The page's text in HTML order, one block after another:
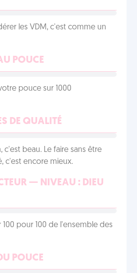
les VDM, c'est comme un
POUCE
pouce sur 1000
DE QUALITÉ
c'est beau. Le faire sans être
c'est encore mieux.
— NIVEAU : DIEU
100 pour 100 de l'ensemble des
POUCE